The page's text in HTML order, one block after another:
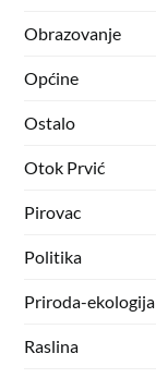
Obrazovanje
Općine
Ostalo
Otok Prvić
Pirovac
Politika
Priroda-ekologija
Raslina